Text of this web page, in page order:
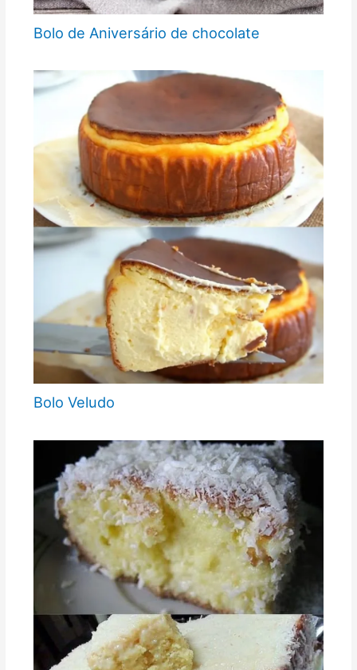
Bolo de Aniversário de chocolate
Bolo Veludo